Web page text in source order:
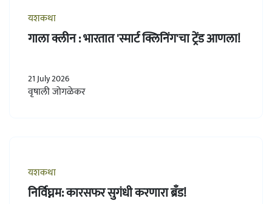
यशकथा
गाला क्लीन : भारतात 'स्मार्ट क्लिनिंग'चा ट्रेंड आणला!
21 July 2026
वृषाली जोगळेकर
यशकथा
निर्विघ्नम: कारसफर सुगंधी करणारा ब्रँड!